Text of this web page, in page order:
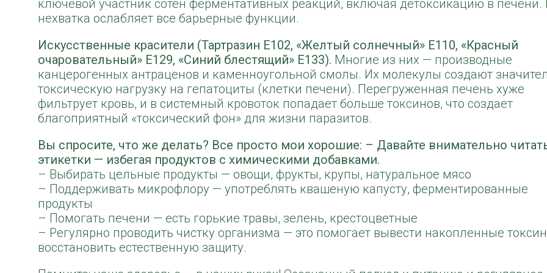
ключевой участник сотен ферментативных реакций, включая детоксикацию в печени.
нехватка ослабляет все барьерные функции.
Искусственные красители (Тартразин E102, «Желтый солнечный» E110, «Красный
очаровательный» E129, «Синий блестящий» E133). Многие из них — производные
канцерогенных антраценов и каменноугольной смолы. Их молекулы создают
токсическую нагрузку на гепатоциты (клетки печени). Перегруженная печень хуже
фильтрует кровь, и в системный кровоток попадает больше токсинов, что создает
благоприятный «токсический фон» для жизни паразитов.
Вы спросите, что же делать? Все просто мои хорошие: – Давайте внимательно
этикетки — избегая продуктов с химическими добавками.
– Выбирать цельные продукты — овощи, фрукты, крупы, натуральное мясо
– Поддерживать микрофлору — употреблять квашеную капусту, ферментированные
продукты
– Помогать печени — есть горькие травы, зелень, крестоцветные
– Регулярно проводить чистку организма — это помогает вывести накопленные
восстановить естественную защиту.